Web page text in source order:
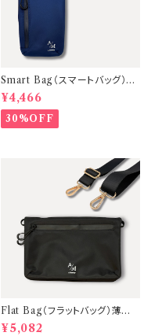
Smart Bag（スマートバッグ）2
WAYスマホボディバッグ【本体：
Navy 金具：Gold】
¥4,466
30%OFF
Flat Bag（フラットバッグ）薄型ミ
ニショルダーバッグ【本体：Blac
¥5,082